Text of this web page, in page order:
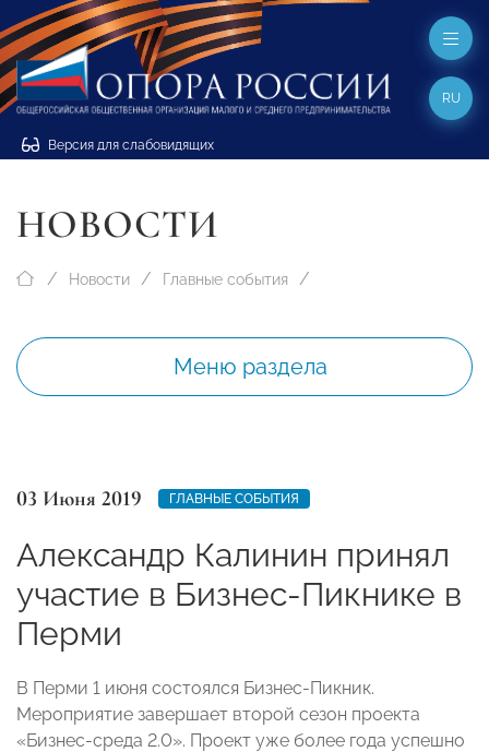
Версия для слабовидящих
RU
НОВОСТИ
Новости Главные события
Меню раздела
03 Июня 2019 ГЛАВНЫЕ СОБЫТИЯ
Александр Калинин принял
участие в Бизнес-Пикнике в
Перми
В Перми 1 июня состоялся Бизнес-Пикник.
Мероприятие завершает второй сезон проекта
«Бизнес-среда 2.0». Проект уже более года успешно